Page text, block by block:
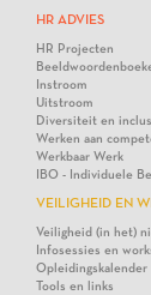
HR ADVIES
HR Projecten
Instroom
Uitstroom
Diversiteit en
Werken aan
Werkbaar Werk
IBO - Individuele
VEILIGHEID EN
Veiligheid (in het)
Infosessies en
Opleidingskalender
Tools en links